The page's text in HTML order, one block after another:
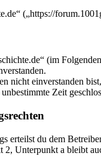
(„https://
(im
nicht einverstanden
Zeit
erteilst du dem
2, Unterpunkt a bleibt